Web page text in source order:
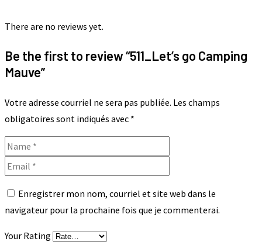
There are no reviews yet.
Be the first to review “511_Let’s go Camping
Mauve”
Votre adresse courriel ne sera pas publiée. Les champs
obligatoires sont indiqués avec *
Enregistrer mon nom, courriel et site web dans le
navigateur pour la prochaine fois que je commenterai.
Your Rating